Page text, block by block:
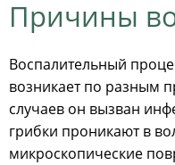
Причины
Воспалительный
возникает по разным
случаев он вызван
грибки проникают в
микроскопические